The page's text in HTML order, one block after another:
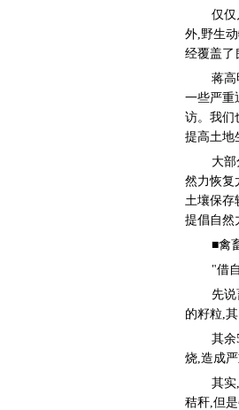
仅仅
外,野生
经覆盖了
蒋高
一些严重
访。我们
提高土地
大
然力恢复
土壤保存
提倡自然
■禽
"借
先说
的籽粒,
其余
烧,造成
其实
秸秆,但